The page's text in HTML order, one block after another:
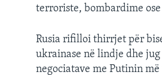
terroriste, bombardime ose
Rusia rifilloi thirrjet për
ukrainase në lindje dhe
negociatave me Putinin